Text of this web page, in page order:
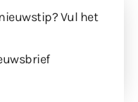
Vul het